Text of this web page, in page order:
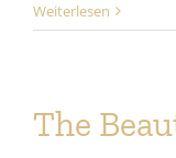
Weiterlesen
The